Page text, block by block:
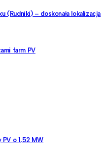
(Rudniki) – doskonała lokalizacja
farm PV
PV o 1,52 MW